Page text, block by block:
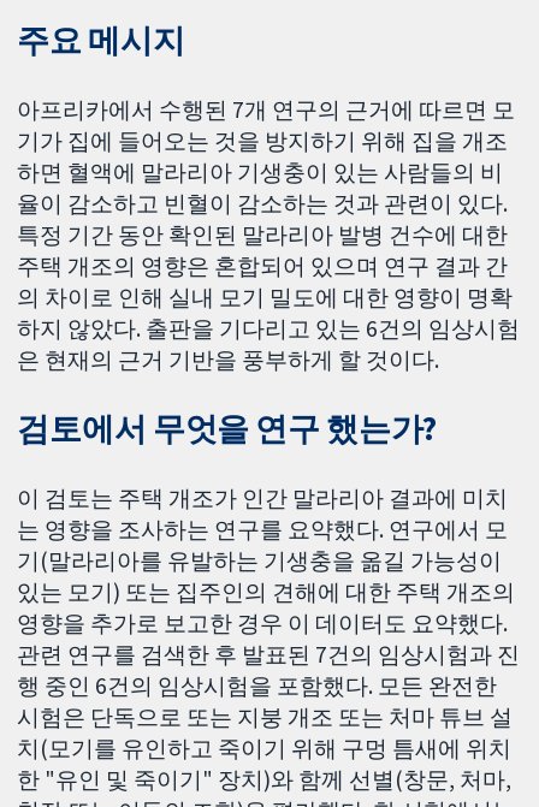
주요 메시지
아프리카에서 수행된 7개 연구의 근거에 따르면 모
기가 집에 들어오는 것을 방지하기 위해 집을 개조
하면 혈액에 말라리아 기생충이 있는 사람들의 비
율이 감소하고 빈혈이 감소하는 것과 관련이 있다.
특정 기간 동안 확인된 말라리아 발병 건수에 대한
주택 개조의 영향은 혼합되어 있으며 연구 결과 간
의 차이로 인해 실내 모기 밀도에 대한 영향이 명확
하지 않았다. 출판을 기다리고 있는 6건의 임상시험
은 현재의 근거 기반을 풍부하게 할 것이다.
검토에서 무엇을 연구 했는가?
이 검토는 주택 개조가 인간 말라리아 결과에 미치
는 영향을 조사하는 연구를 요약했다. 연구에서 모
기(말라리아를 유발하는 기생충을 옮길 가능성이
있는 모기) 또는 집주인의 견해에 대한 주택 개조의
영향을 추가로 보고한 경우 이 데이터도 요약했다.
관련 연구를 검색한 후 발표된 7건의 임상시험과 진
행 중인 6건의 임상시험을 포함했다. 모든 완전한
시험은 단독으로 또는 지붕 개조 또는 처마 튜브 설
치(모기를 유인하고 죽이기 위해 구멍 틈새에 위치
한 "유인 및 죽이기" 장치)와 함께 선별(창문, 처마,